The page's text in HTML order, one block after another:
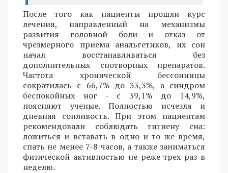
После того как пациенты прошли курс
лечения, направленный на механизмы
развития головной боли и отказ от
чрезмерного приема анальгетиков, их сон
начал восстанавливаться без
дополнительных снотворных препаратов.
Частота хронической бессонницы
сократилась с 66,7% до 33,3%, а синдром
беспокойных ног - с 39,1% до 14,9%,
поясняют ученые. Полностью исчезла и
дневная сонливость. При этом пациентам
рекомендовали соблюдать гигиену сна:
ложиться и вставать в одно и то же время,
спать не менее 7-8 часов, а также заниматься
физической активностью не реже трех раз в
неделю.